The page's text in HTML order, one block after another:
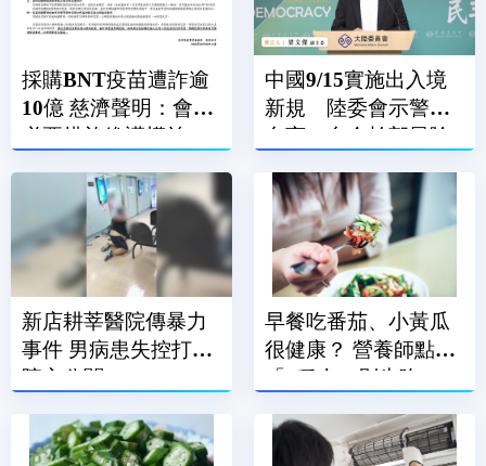
採購BNT疫苗遭詐逾
10億 慈濟聲明：會採
必要措施維護權益
中國9/15實施出入境
新規 陸委會示警：
台商、台企幹部風險
新店耕莘醫院傳暴力
事件 男病患失控打傷
院方公關
早餐吃番茄、小黃瓜
很健康？ 營養師點名
「3種人」別生吃